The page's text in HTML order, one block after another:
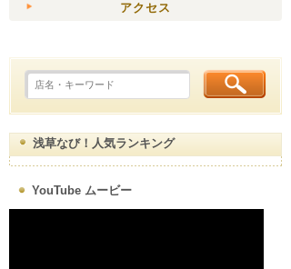
アクセス
浅草なび！人気ランキング
YouTube ムービー